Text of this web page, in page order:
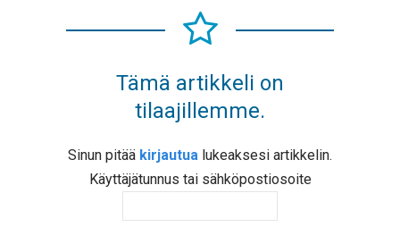
Tämä artikkeli on
tilaajillemme.
Sinun pitää kirjautua lukeaksesi artikkelin.
Käyttäjätunnus tai sähköpostiosoite